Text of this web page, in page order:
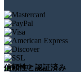
信頼性と認証済み